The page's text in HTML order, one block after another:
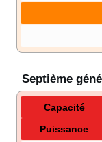
Septième
Capacité
Puissance